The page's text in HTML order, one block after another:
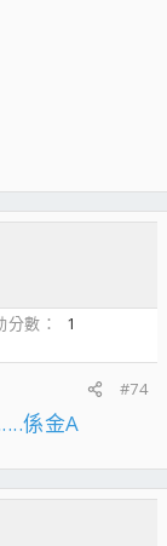
分數
1
#74
係金A